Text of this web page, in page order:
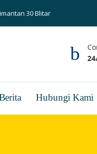
30 Blitar
Hubungi Kami